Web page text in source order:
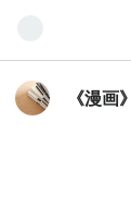
《漫画